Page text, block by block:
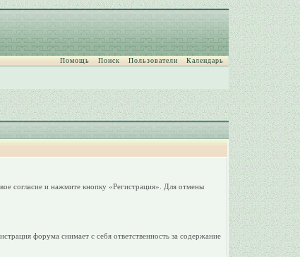
Помощь Поиск Пользователи Календарь
согласие и нажмите кнопку «Регистрация». Для отмены
форума снимает с себя ответственность за содержание